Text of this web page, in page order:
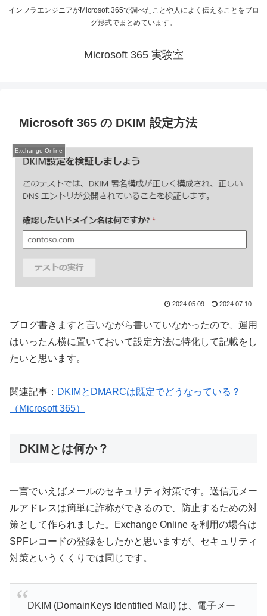
インフラエンジニアがMicrosoft 365で調べたことや人によく伝えることをブロ
グ形式でまとめています。
Microsoft 365 実験室
Microsoft 365 の DKIM 設定方法
Exchange Online
2024.05.09 2024.07.10
ブログ書きますと言いながら書いていなかったので、運用
はいったん横に置いておいて設定方法に特化して記載をし
たいと思います。
関連記事： DKIMとDMARCは既定でどうなっている？
（Microsoft 365）
DKIMとは何か？
一言でいえばメールのセキュリティ対策です。送信元メー
ルアドレスは簡単に詐称ができるので、防止するための対
策として作られました。Exchange Online を利用の場合は
SPFレコードの登録をしたかと思いますが、セキュリティ
対策というくくりでは同じです。
DKIM (DomainKeys Identified Mail) は、電子メー